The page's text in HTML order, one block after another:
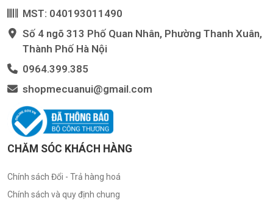
MST: 040193011490
Số 4 ngõ 313 Phố Quan Nhân, Phường Thanh Xuân,
Thành Phố Hà Nội
0964.399.385
shopmecuanui@gmail.com
CHĂM SÓC KHÁCH HÀNG
Chính sách Đổi - Trả hàng hoá
Chính sách và quy định chung